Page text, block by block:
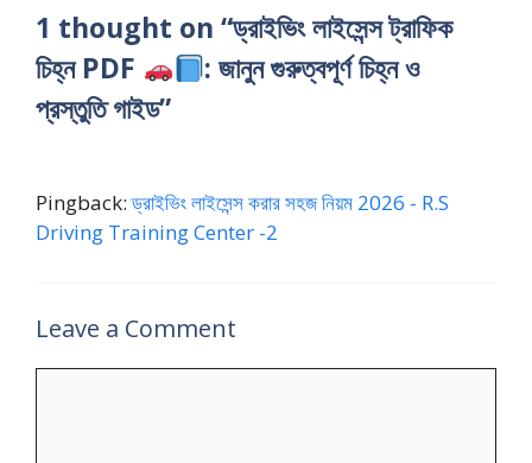
1 thought on “ড্রাইভিং লাইসেন্স ট্রাফিক
চিহ্ন PDF
: জানুন গুরুত্বপূর্ণ চিহ্ন ও
প্রস্তুতি গাইড”
Pingback:ড্রাইভিং লাইসেন্স করার সহজ নিয়ম 2026 - R.S
Driving Training Center -2
Leave a Comment